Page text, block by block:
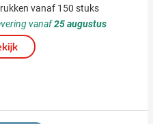
vanaf 150 stuks
vanaf25 augustus